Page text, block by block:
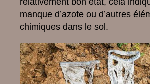
relativement bon état, cela
manque d’azote ou d’autres
chimiques dans le sol.